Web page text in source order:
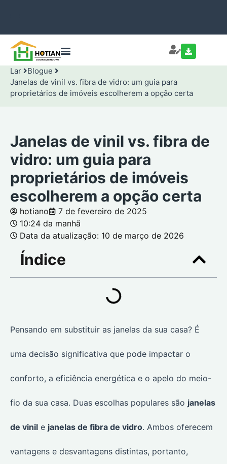
Lar
Blogue
Janelas de vinil vs. fibra de vidro: um guia para
proprietários de imóveis escolherem a opção certa
Janelas de vinil vs. fibra de
vidro: um guia para
proprietários de imóveis
escolherem a opção certa
hotiano
7 de fevereiro de 2025
10:24 da manhã
Data da atualização: 10 de março de 2026
Índice
Pensando em substituir as janelas da sua casa? É
uma decisão significativa que pode impactar o
conforto, a eficiência energética e o apelo do meio-
fio da sua casa. Duas escolhas populares são janelas
de vinil e janelas de fibra de vidro. Ambos oferecem
vantagens e desvantagens distintas, portanto,